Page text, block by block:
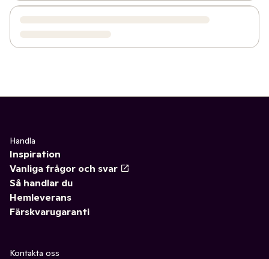
Handla
Inspiration
Vanliga frågor och svar
Så handlar du
Hemleverans
Färskvarugaranti
Kontakta oss